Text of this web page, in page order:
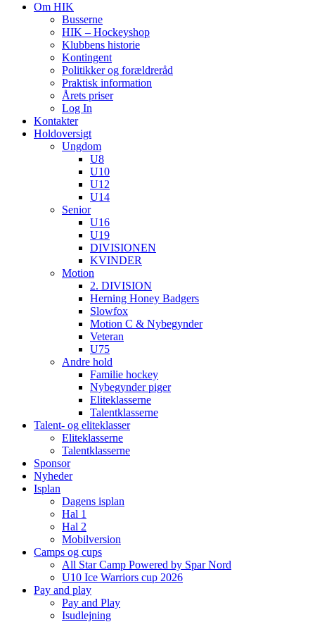
Om HIK
Busserne
HIK – Hockeyshop
Klubbens historie
Kontingent
Politikker og forældreråd
Praktisk information
Årets priser
Log In
Kontakter
Holdoversigt
Ungdom
U8
U10
U12
U14
Senior
U16
U19
DIVISIONEN
KVINDER
Motion
2. DIVISION
Herning Honey Badgers
Slowfox
Motion C & Nybegynder
Veteran
U75
Andre hold
Familie hockey
Nybegynder piger
Eliteklasserne
Talentklasserne
Talent- og eliteklasser
Eliteklasserne
Talentklasserne
Sponsor
Nyheder
Isplan
Dagens isplan
Hal 1
Hal 2
Mobilversion
Camps og cups
All Star Camp Powered by Spar Nord
U10 Ice Warriors cup 2026
Pay and play
Pay and Play
Isudlejning